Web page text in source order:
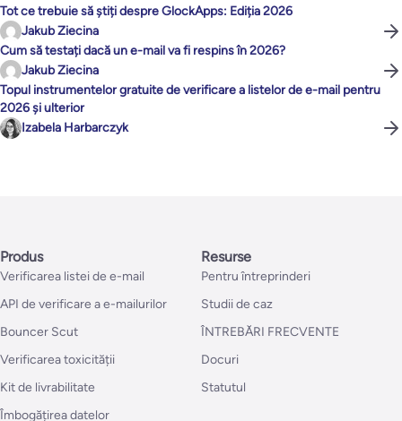
Tot ce trebuie să știți despre GlockApps: Ediția 2026
Jakub Ziecina
Cum să testați dacă un e-mail va fi respins în 2026?
Jakub Ziecina
Topul instrumentelor gratuite de verificare a listelor de e-mail pentru
2026 și ulterior
Izabela Harbarczyk
Produs
Verificarea listei de e-mail
API de verificare a e-mailurilor
Bouncer Scut
Verificarea toxicității
Kit de livrabilitate
Îmbogățirea datelor
Resurse
Pentru întreprinderi
Studii de caz
ÎNTREBĂRI FRECVENTE
Docuri
Statutul